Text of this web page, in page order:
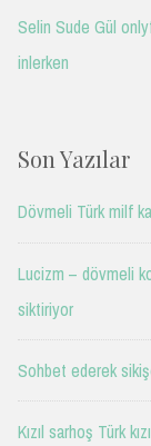
Selin Sude Gül
inlerken
Son Yazılar
Dövmeli Türk milf
Lucizm – dövmeli
siktiriyor
Sohbet ederek
Kızıl sarhoş Türk